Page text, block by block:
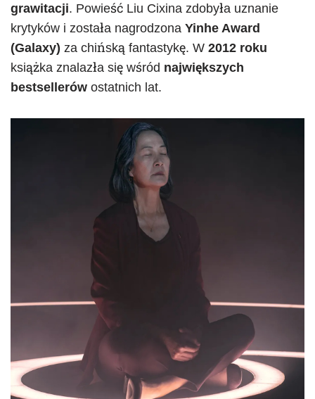
grawitacji. Powieść Liu Cixina zdobyła uznanie
krytyków i została nagrodzona Yinhe Award
(Galaxy) za chińską fantastykę. W 2012 roku
książka znalazła się wśród największych
bestsellerów ostatnich lat.